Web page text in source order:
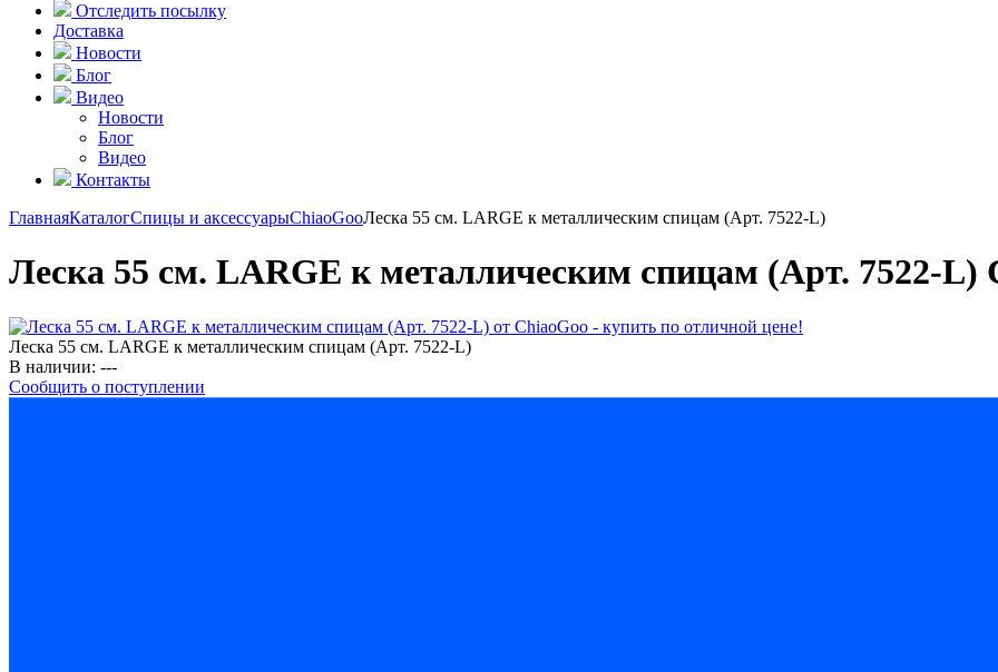
Отследить посылку
Доставка
Новости
Блог
Видео
Новости
Блог
Видео
Контакты
ГлавнаяКаталогСпицы и аксессуарыChiaoGooЛеска 55 см. LARGE к металлическим спицам (Арт. 7522-L)
Леска 55 см. LARGE к металлическим спицам (Арт. 7522-L)
Леска 55 см. LARGE к металлическим спицам (Арт. 7522-L)
В наличии: ---
Сообщить о поступлении